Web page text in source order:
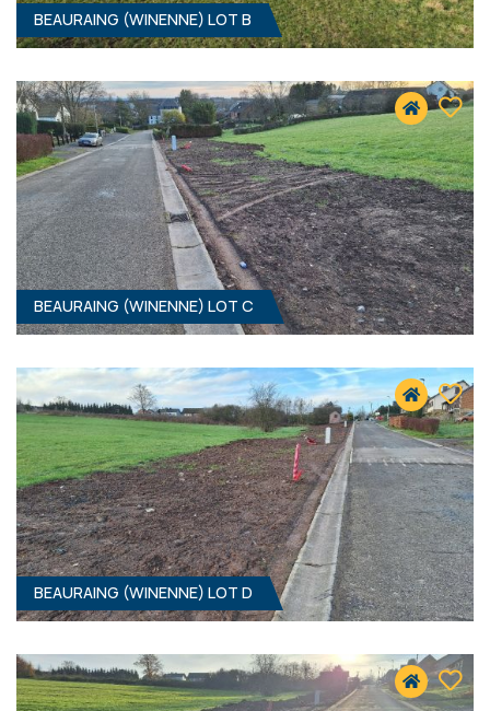
37 900 € HF*
41 900 € HF*
BEAURAING (WINENNE) LOT B
52 900 € HF*
BEAURAING (WINENNE) LOT C
BEAURAING (WINENNE) LOT D